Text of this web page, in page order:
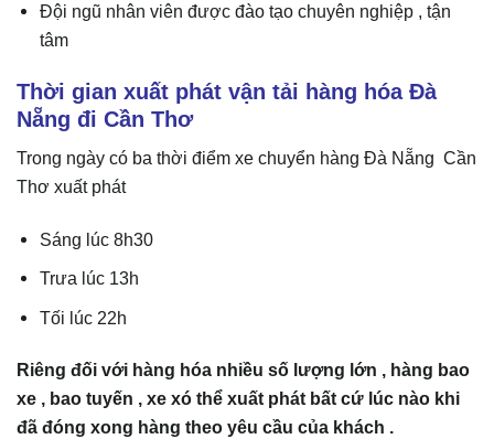
Đội ngũ nhân viên được đào tạo chuyên nghiệp , tận
tâm
Thời gian xuất phát vận tải hàng hóa Đà
Nẵng đi Cần Thơ
Trong ngày có ba thời điểm xe chuyển hàng Đà Nẵng Cần
Thơ xuất phát
Sáng lúc 8h30
Trưa lúc 13h
Tối lúc 22h
Riêng đối với hàng hóa nhiều số lượng lớn , hàng bao
xe , bao tuyến , xe xó thể xuất phát bất cứ lúc nào khi
đã đóng xong hàng theo yêu cầu của khách .